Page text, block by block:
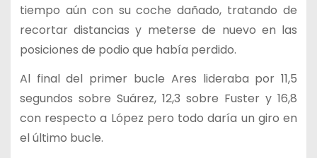
tiempo aún con su coche dañado, tratando de
recortar distancias y meterse de nuevo en las
posiciones de podio que había perdido.
Al final del primer bucle Ares lideraba por 11,5
segundos sobre Suárez, 12,3 sobre Fuster y 16,8
con respecto a López pero todo daría un giro en
el último bucle.